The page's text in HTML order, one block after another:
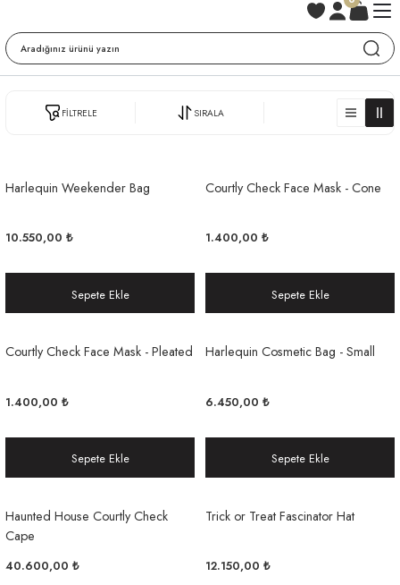
FİLTRELE SIRALA
Harlequin Weekender Bag
10.550,00 ₺
Sepete Ekle
Courtly Check Face Mask - Cone
1.400,00 ₺
Sepete Ekle
Courtly Check Face Mask - Pleated
1.400,00 ₺
Sepete Ekle
Harlequin Cosmetic Bag - Small
6.450,00 ₺
Sepete Ekle
Haunted House Courtly Check
Cape
40.600,00 ₺
Trick or Treat Fascinator Hat
12.150,00 ₺